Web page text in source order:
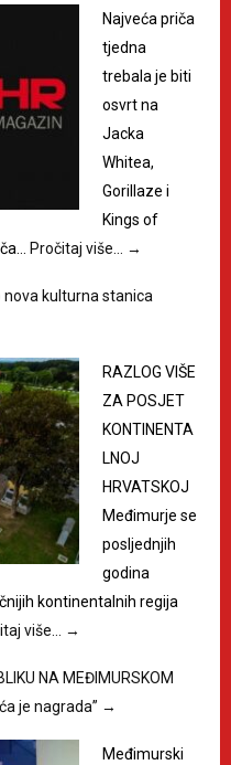
Najveća priča
tjedna
trebala je biti
osvrt na
Jacka
Whitea,
Gorillaze i
Kings of
Pročitaj više… →
kulturna stanica
RAZLOG VIŠE
ZA POSJET
KONTINENTA
LNOJ
HRVATSKOJ
Međimurje se
posljednjih
godina
kontinentalnih regija
više… →
NA MEĐIMURSKOM
je nagrada” →
Međimurski